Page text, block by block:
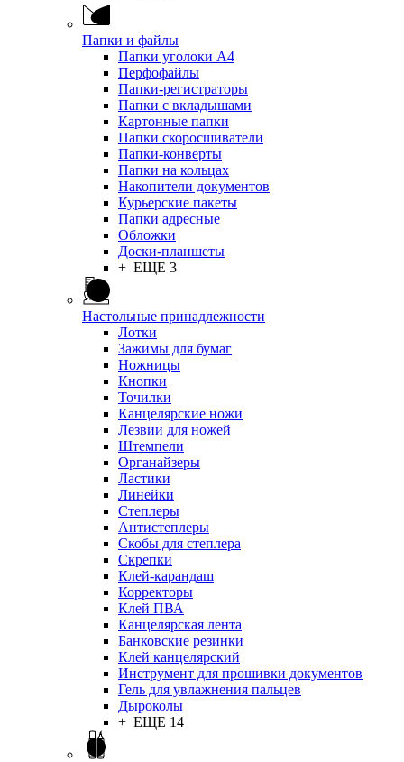
Папки и файлы
Папки уголоки А4
Перфофайлы
Папки-регистраторы
Папки с вкладышами
Картонные папки
Папки скоросшиватели
Папки-конверты
Папки на кольцах
Накопители документов
Курьерские пакеты
Папки адресные
Обложки
Доски-планшеты
+ ЕЩЕ 3
Настольные принадлежности
Лотки
Зажимы для бумаг
Ножницы
Кнопки
Точилки
Канцелярские ножи
Лезвии для ножей
Штемпели
Органайзеры
Ластики
Линейки
Степлеры
Антистеплеры
Скобы для степлера
Скрепки
Клей-карандаш
Корректоры
Клей ПВА
Канцелярская лента
Банковские резинки
Клей канцелярский
Инструмент для прошивки документов
Гель для увлажнения пальцев
Дыроколы
+ ЕЩЕ 14